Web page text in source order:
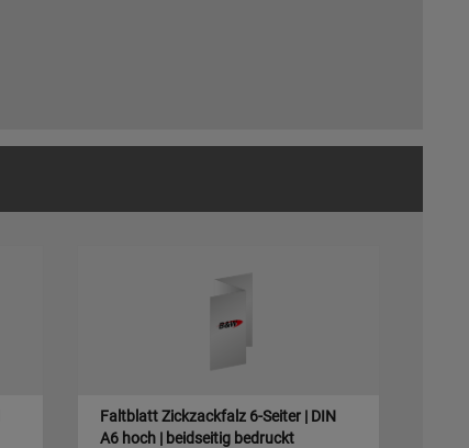
Faltblatt Zickzackfalz 6-Seiter | DIN
A6 hoch | beidseitig bedruckt